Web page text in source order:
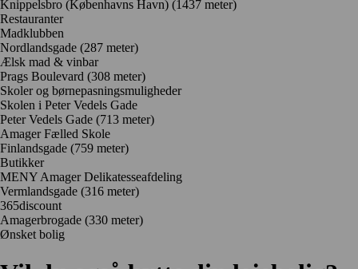
Knippelsbro (Københavns Havn) (1437 meter)
Restauranter
Madklubben
Nordlandsgade (287 meter)
Ælsk mad & vinbar
Prags Boulevard (308 meter)
Skoler og børnepasningsmuligheder
Skolen i Peter Vedels Gade
Peter Vedels Gade (713 meter)
Amager Fælled Skole
Finlandsgade (759 meter)
Butikker
MENY Amager Delikatesseafdeling
Vermlandsgade (316 meter)
365discount
Amagerbrogade (330 meter)
Ønsket bolig